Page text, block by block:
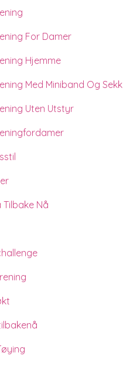
For Damer
Hjemme
Med Miniband Og Sekk
Uten Utstyr
Tilbake Nå